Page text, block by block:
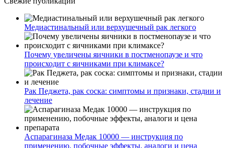
Медиастинальный или верхушечный рак легкого
Почему увеличены яичники в постменопаузе и что
происходит с яичниками при климаксе?
Рак Педжета, рак соска: симптомы и признаки, стадии и
лечение
Аспарагиназа Медак 10000 — инструкция по
применению, побочные эффекты, аналоги и цена